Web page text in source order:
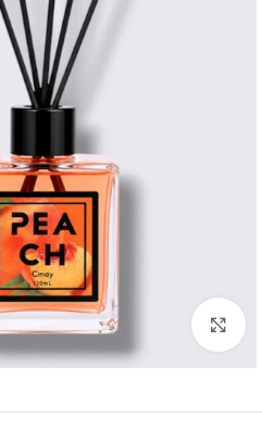
إضغط للتكبير